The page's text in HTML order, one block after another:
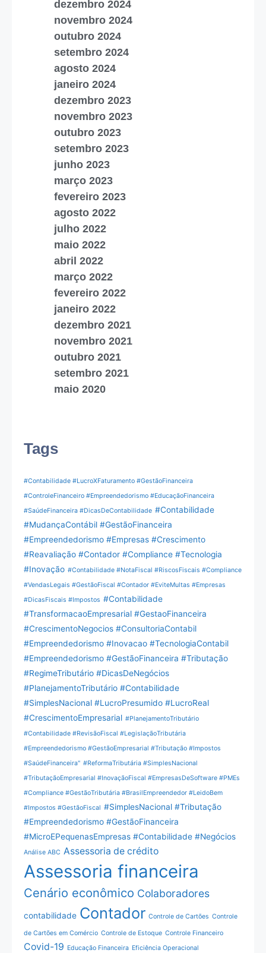
dezembro 2024
novembro 2024
outubro 2024
setembro 2024
agosto 2024
janeiro 2024
dezembro 2023
novembro 2023
outubro 2023
setembro 2023
junho 2023
março 2023
fevereiro 2023
agosto 2022
julho 2022
maio 2022
abril 2022
março 2022
fevereiro 2022
janeiro 2022
dezembro 2021
novembro 2021
outubro 2021
setembro 2021
maio 2020
Tags
#Contabilidade #LucroXFaturamento #GestãoFinanceira
#ControleFinanceiro #Empreendedorismo #EducaçãoFinanceira
#SaúdeFinanceira #DicasDeContabilidade #Contabilidade
#MudançaContábil #GestãoFinanceira
#Empreendedorismo #Empresas #Crescimento
#Reavaliação #Contador #Compliance #Tecnologia
#Inovação #Contabilidade #NotaFiscal #RiscosFiscais #Compliance
#VendasLegais #GestãoFiscal #Contador #EviteMultas #Empresas
#DicasFiscais #Impostos #Contabilidade
#TransformacaoEmpresarial #GestaoFinanceira
#CrescimentoNegocios #ConsultoriaContabil
#Empreendedorismo #Inovacao #TecnologiaContabil
#Empreendedorismo #GestãoFinanceira #Tributação
#RegimeTributário #DicasDeNegócios
#PlanejamentoTributário #Contabilidade
#SimplesNacional #LucroPresumido #LucroReal
#CrescimentoEmpresarial #PlanejamentoTributário
#Contabilidade #RevisãoFiscal #LegislaçãoTributária
#Empreendedorismo #GestãoEmpresarial #Tributação #Impostos
#SaúdeFinanceira" #ReformaTributária #SimplesNacional
#TributaçãoEmpresarial #InovaçãoFiscal #EmpresasDeSoftware #PMEs
#Compliance #GestãoTributária #BrasilEmpreendedor #LeidoBem
#Impostos #GestãoFiscal #SimplesNacional #Tributação
#Empreendedorismo #GestãoFinanceira
#MicroEPequenasEmpresas #Contabilidade #Negócios
Análise ABC Assessoria de crédito
Assessoria financeira
Cenário econômico Colaboradores
contabilidade Contador Controle de Cartões Controle
de Cartões em Comércio Controle de Estoque Controle Financeiro
Covid-19 Educação Financeira Eficiência Operacional